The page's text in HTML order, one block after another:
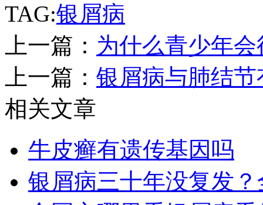
TAG:银屑病
上一篇： 为什么青少年
上一篇： 银屑病与肺结
相关文章
牛皮癣有遗传基因吗
银屑病三十年没复发